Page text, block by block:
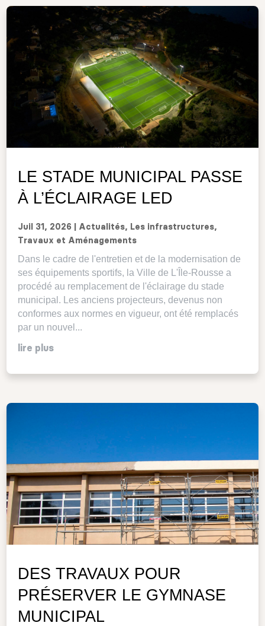
LE STADE MUNICIPAL PASSE
À L’ÉCLAIRAGE LED
Juil 31, 2026 Actualités, Les infrastructures,
Travaux et Aménagements
Dans le cadre de l'entretien et de la modernisation de
ses équipements sportifs, la Ville de L'Île-Rousse a
procédé au remplacement de l'éclairage du stade
municipal. Les anciens projecteurs, devenus non
conformes aux normes en vigueur, ont été remplacés
par un nouvel...
lire plus
DES TRAVAUX POUR
PRÉSERVER LE GYMNASE
MUNICIPAL